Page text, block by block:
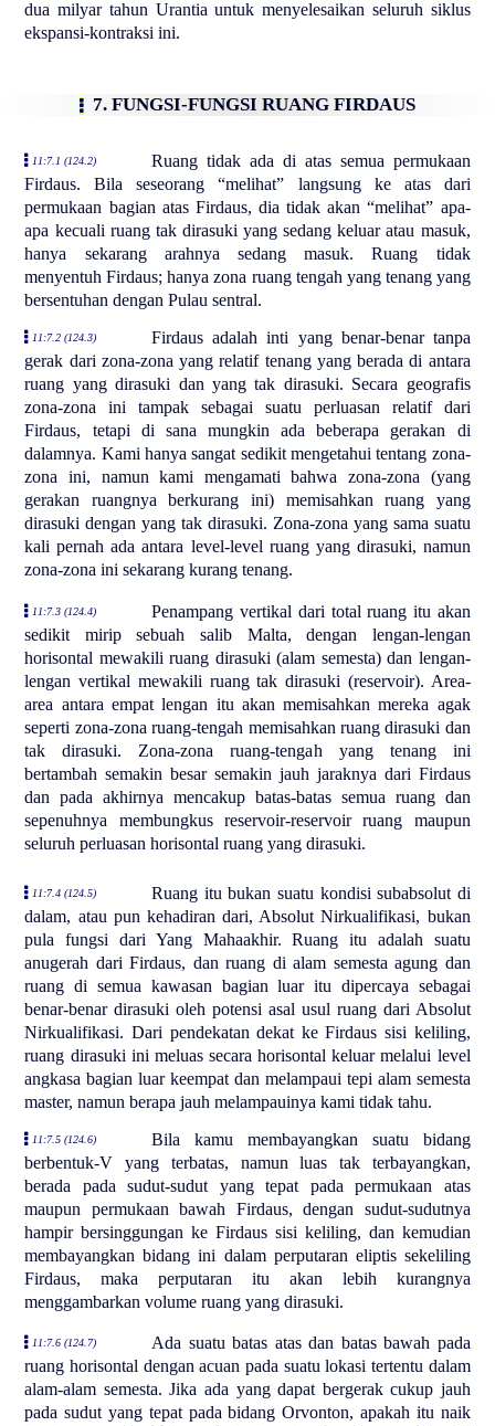
dua milyar tahun Urantia untuk menyelesaikan seluruh siklus
ekspansi-kontraksi ini.
7. FUNGSI-FUNGSI RUANG FIRDAUS
11:7.1 (124.2)
Ruang tidak ada di atas semua permukaan
Firdaus. Bila seseorang “melihat” langsung ke atas dari
permukaan bagian atas Firdaus, dia tidak akan “melihat” apa-
apa kecuali ruang tak dirasuki yang sedang keluar atau masuk,
hanya sekarang arahnya sedang masuk. Ruang tidak
menyentuh Firdaus; hanya zona ruang tengah yang tenang yang
bersentuhan dengan Pulau sentral.
11:7.2 (124.3)
Firdaus adalah inti yang benar-benar tanpa
gerak dari zona-zona yang relatif tenang yang berada di antara
ruang yang dirasuki dan yang tak dirasuki. Secara geografis
zona-zona ini tampak sebagai suatu perluasan relatif dari
Firdaus, tetapi di sana mungkin ada beberapa gerakan di
dalamnya. Kami hanya sangat sedikit mengetahui tentang zona-
zona ini, namun kami mengamati bahwa zona-zona (yang
gerakan ruangnya berkurang ini) memisahkan ruang yang
dirasuki dengan yang tak dirasuki. Zona-zona yang sama suatu
kali pernah ada antara level-level ruang yang dirasuki, namun
zona-zona ini sekarang kurang tenang.
11:7.3 (124.4)
Penampang vertikal dari total ruang itu akan
sedikit mirip sebuah salib Malta, dengan lengan-lengan
horisontal mewakili ruang dirasuki (alam semesta) dan lengan-
lengan vertikal mewakili ruang tak dirasuki (reservoir). Area-
area antara empat lengan itu akan memisahkan mereka agak
seperti zona-zona ruang-tengah memisahkan ruang dirasuki dan
tak dirasuki. Zona-zona ruang-tengah yang tenang ini
bertambah semakin besar semakin jauh jaraknya dari Firdaus
dan pada akhirnya mencakup batas-batas semua ruang dan
sepenuhnya membungkus reservoir-reservoir ruang maupun
seluruh perluasan horisontal ruang yang dirasuki.
11:7.4 (124.5)
Ruang itu bukan suatu kondisi subabsolut di
dalam, atau pun kehadiran dari, Absolut Nirkualifikasi, bukan
pula fungsi dari Yang Mahaakhir. Ruang itu adalah suatu
anugerah dari Firdaus, dan ruang di alam semesta agung dan
ruang di semua kawasan bagian luar itu dipercaya sebagai
benar-benar dirasuki oleh potensi asal usul ruang dari Absolut
Nirkualifikasi. Dari pendekatan dekat ke Firdaus sisi keliling,
ruang dirasuki ini meluas secara horisontal keluar melalui level
angkasa bagian luar keempat dan melampaui tepi alam semesta
master, namun berapa jauh melampauinya kami tidak tahu.
11:7.5 (124.6)
Bila kamu membayangkan suatu bidang
berbentuk-V yang terbatas, namun luas tak terbayangkan,
berada pada sudut-sudut yang tepat pada permukaan atas
maupun permukaan bawah Firdaus, dengan sudut-sudutnya
hampir bersinggungan ke Firdaus sisi keliling, dan kemudian
membayangkan bidang ini dalam perputaran eliptis sekeliling
Firdaus, maka perputaran itu akan lebih kurangnya
menggambarkan volume ruang yang dirasuki.
11:7.6 (124.7)
Ada suatu batas atas dan batas bawah pada
ruang horisontal dengan acuan pada suatu lokasi tertentu dalam
alam-alam semesta. Jika ada yang dapat bergerak cukup jauh
pada sudut yang tepat pada bidang Orvonton, apakah itu naik